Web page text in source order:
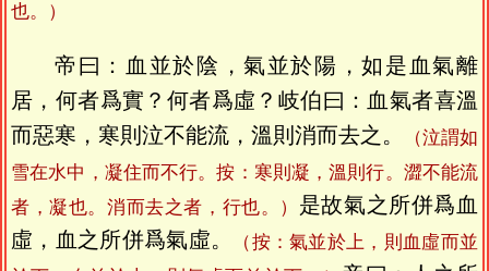
也。）
帝曰：血並於陰，氣並於陽，如是血氣離
居，何者爲實？何者爲虛？岐伯曰：血氣者喜溫
而惡寒，寒則泣不能流，溫則消而去之。
（泣謂如
雪在水中，凝住而不行。按：寒則凝，溫則行。澀不能流
者，凝也。消而去之者，行也。） 是故氣之所併爲血
虛，血之所併爲氣虛。
（按：氣並於上，則血虛而並